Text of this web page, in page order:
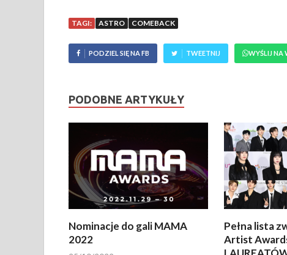
TAGI: ASTRO COMEBACK
PODZIEL SIĘ NA FB TWEETNIJ WYŚLIJ NA
PODOBNE ARTYKUŁY
Nominacje do gali MAMA
2022
Pełna lista
Artist